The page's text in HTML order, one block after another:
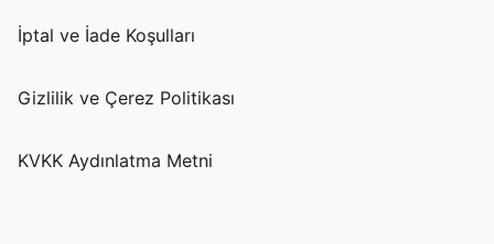
İptal ve İade Koşulları
Gizlilik ve Çerez Politikası
KVKK Aydınlatma Metni